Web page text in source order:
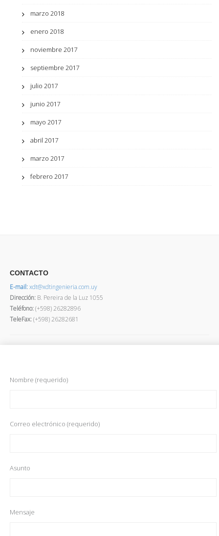
marzo 2018
enero 2018
noviembre 2017
septiembre 2017
julio 2017
junio 2017
mayo 2017
abril 2017
marzo 2017
febrero 2017
CONTACTO
E-mail:xdt@xdtingenieria.com.uy
Dirección: B. Pereira de la Luz 1055
Teléfono:(+598) 26282896
TeleFax:(+598) 26282681
Nombre (requerido)
Correo electrónico (requerido)
Asunto
Mensaje